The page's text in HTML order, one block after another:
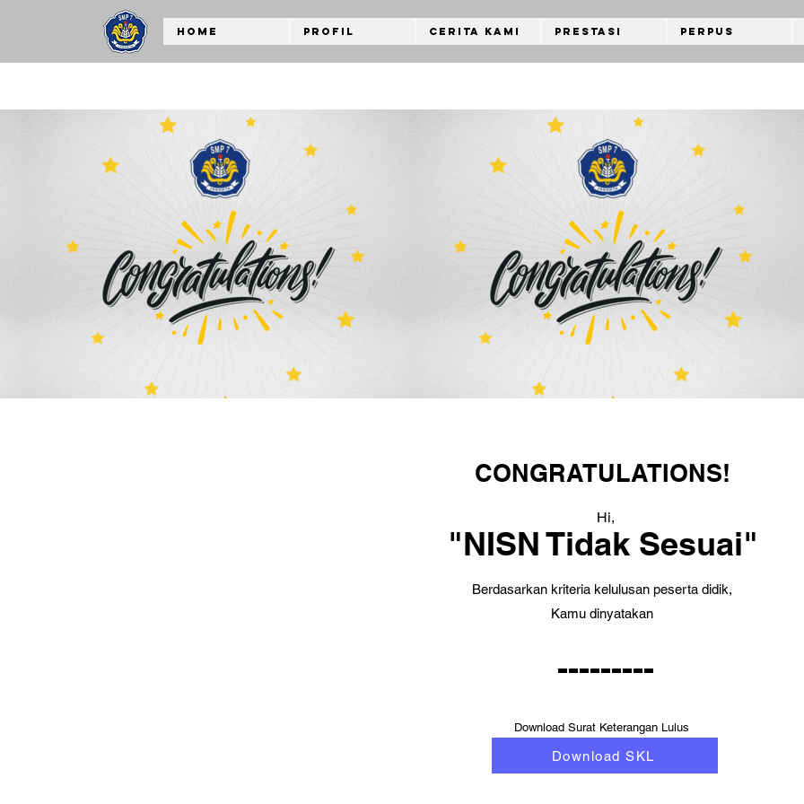
Home Profil Cerita Kami Prestasi Perpus
CONGRATULATIONS!
Hi,
"NISN Tidak Sesuai"
Berdasarkan kriteria kelulusan peserta didik,
Kamu dinyatakan
---------
Download Surat Keterangan Lulus
Download SKL